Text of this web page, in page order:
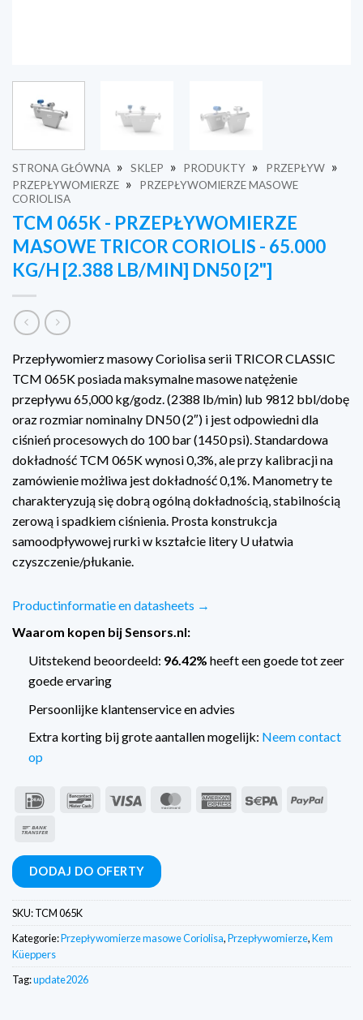
STRONA GŁÓWNA » SKLEP » PRODUKTY » PRZEPŁYW »
PRZEPŁYWOMIERZE »
PRZEPŁYWOMIERZE MASOWE
CORIOLISA
TCM 065K - PRZEPŁYWOMIERZE
MASOWE TRICOR CORIOLIS - 65.000
KG/H [2.388 LB/MIN] DN50 [2"]
Przepływomierz masowy Coriolisa serii TRICOR CLASSIC
TCM 065K posiada maksymalne masowe natężenie
przepływu 65,000 kg/godz. (2388 lb/min) lub 9812 bbl/dobę
oraz rozmiar nominalny DN50 (2″) i jest odpowiedni dla
ciśnień procesowych do 100 bar (1450 psi). Standardowa
dokładność TCM 065K wynosi 0,3%, ale przy kalibracji na
zamówienie możliwa jest dokładność 0,1%. Manometry te
charakteryzują się dobrą ogólną dokładnością, stabilnością
zerową i spadkiem ciśnienia. Prosta konstrukcja
samoodpływowej rurki w kształcie litery U ułatwia
czyszczenie/płukanie.
Productinformatie en datasheets →
Waarom kopen bij Sensors.nl:
Uitstekend beoordeeld: 96.42% heeft een goede tot zeer
goede ervaring
Persoonlijke klantenservice en advies
Extra korting bij grote aantallen mogelijk: Neem contact
op
IDeal BancontactWiza MasterCardAmerican Sepa
PayPal
DODAJ DO OFERTY
SKU:TCM 065K
Kategorie:Przepływomierze masowe Coriolisa,Przepływomierze,Kem
Küeppers
Tag:update2026